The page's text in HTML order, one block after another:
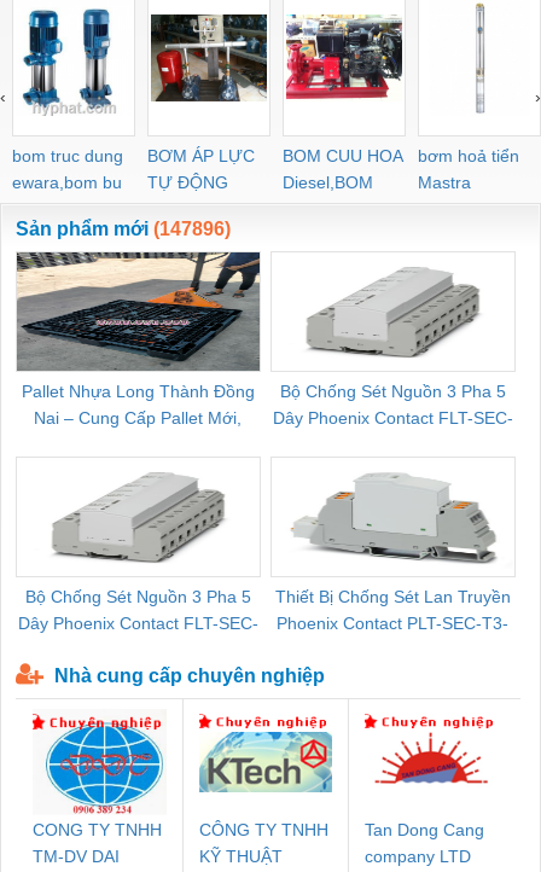
bom truc dung
ewara,bom bu
ewara
BƠM ÁP LỰC
TỰ ĐỘNG
BOM CUU HOA
Diesel,BOM
CHUA CHAY
bơm hoả tiển
Mastra
‹ ›
Sản phẩm mới (147896)
Pallet Nhựa Long Thành Đồng
Nai – Cung Cấp Pallet Mới,
Bộ Chống Sét Nguồn 3 Pha 5
Dây Phoenix Contact FLT-SEC-
Bộ Chống Sét Nguồn 3 Pha 5
Dây Phoenix Contact FLT-SEC-
Thiết Bị Chống Sét Lan Truyền
Phoenix Contact PLT-SEC-T3-
Nhà cung cấp chuyên nghiệp
CONG TY TNHH
TM-DV DAI
CÔNG TY TNHH
KỸ THUẬT
Tan Dong Cang
company LTD